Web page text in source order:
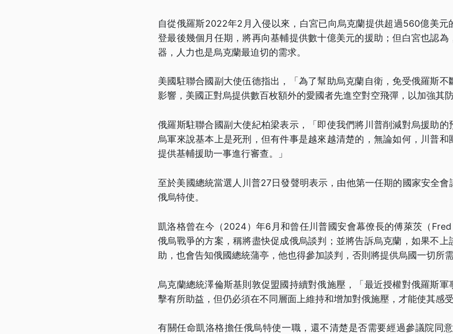
自從俄羅斯2022年2月入侵以來，白宮已向烏克蘭提供超過560億美元
登最後幾個月任期，將再向基輔提供數十億美元的援助；但白宮也認為
器，人力也是烏克蘭最迫切的需求。
美國駐聯合國副大使伍德指出，「為了幫助烏克蘭自衛，免受俄羅斯不
影響，美國正對烏提供數百枚額外的愛國者先進空對空飛彈，以加強其防
俄羅斯駐聯合國副大使紀柏梁表示，「即使我們將川普削減對烏援助的
烏軍來說基本上是死刑，但有件事是越來越清楚的，無論如何，川普和
提供基輔援助一事進行審查。」
至於美國總統當選人川普27日發聲明表示，由他第一任期的國家安全會
俄烏特使。
凱洛格曾在今（2024）年6月和曾任川普國安會幕僚長的傅萊茨（
俄烏戰爭的方案，稱將盡快促成俄烏談判；並將告訴烏克蘭，如果不上
助，也會告知俄國總統蒲亭，他也得參加談判，否則將提供烏國一切所需
烏克蘭總統澤倫斯基則敦促盟國持續對俄施壓，「最近授權對俄羅斯軍
擊有所助益，但仍必須在不同層面上維持和增加對俄施壓，才能使其感受
有關任命凱洛格擔任俄烏特使一職，還不清楚是否需要經過參議院同